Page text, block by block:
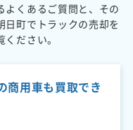
よくあるご質問と、その
日町でトラックの売却を
ださい。
商用車も買取でき